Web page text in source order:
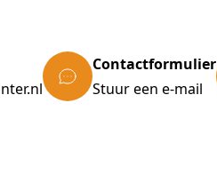
Contactformulier
Stuur een e-mail